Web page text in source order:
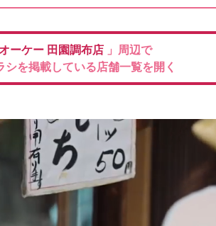
オーケー 田園調布店 」周辺で
シを掲載している店舗一覧を開く